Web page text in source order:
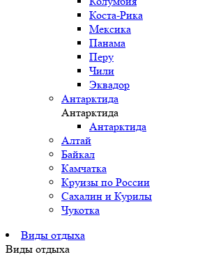
Коста-Рика
Мексика
Панама
Перу
Чили
Эквадор
Антарктида
Антарктида
Антарктида
Алтай
Байкал
Камчатка
Круизы по России
Сахалин и Курилы
Чукотка
Виды отдыха
Виды отдыха